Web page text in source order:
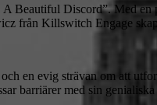
Beautiful Discord”. Med
från Killswitch Engage
en evig strävan om att
barriärer med sin genialiska